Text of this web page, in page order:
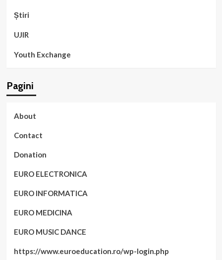
Știri
UJIR
Youth Exchange
Pagini
About
Contact
Donation
EURO ELECTRONICA
EURO INFORMATICA
EURO MEDICINA
EURO MUSIC DANCE
https://www.euroeducation.ro/wp-login.php